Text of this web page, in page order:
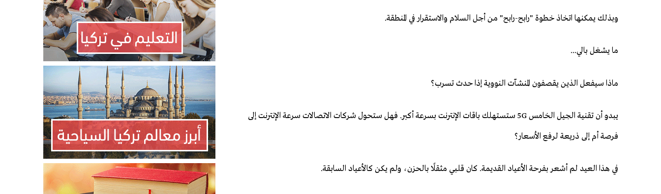
وبذلك يمكنها اتخاذ خطوة "رابح-رابح" من أجل السلام والاستقرار في المنطقة.
ما يشغل بالي...
ماذا سيفعل الذين يقصفون المنشآت النووية إذا حدث تسرب؟
يبدو أن تقنية الجيل الخامس 5G ستستهلك باقات الإنترنت بسرعة أكبر. فهل ستحول شركات الاتصالات سرعة الإنترنت إلى
فرصة أم إلى ذريعة لرفع الأسعار؟
في هذا العيد لم أشعر بفرحة الأعياد القديمة. كان قلبي مثقلًا بالحزن، ولم يكن كالأعياد السابقة.